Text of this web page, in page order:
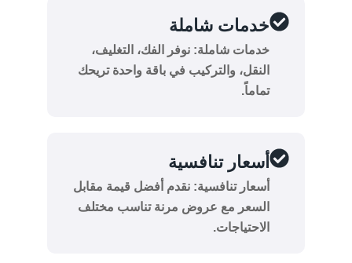
خدمات شاملة
خدمات شاملة: نوفر الفك، التغليف،
النقل، والتركيب في باقة واحدة تريحك
تماماً.
أسعار تنافسية
أسعار تنافسية: نقدم أفضل قيمة مقابل
السعر مع عروض مرنة تناسب مختلف
الاحتياجات.